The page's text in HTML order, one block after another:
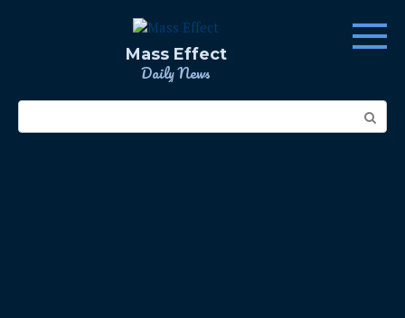
Mass Effect
Daily News
Search: